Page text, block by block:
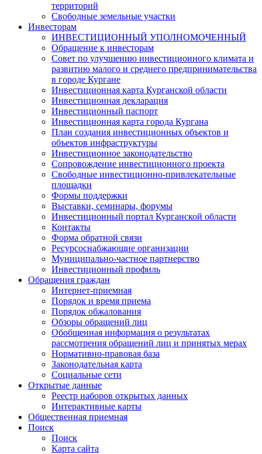
территорий
Свободные земельные участки
Инвесторам
ИНВЕСТИЦИОННЫЙ УПОЛНОМОЧЕННЫЙ
Обращение к инвесторам
Совет по улучшению инвестиционного климата и
развитию малого и среднего предпринимательства
в городе Кургане
Инвестиционная карта Курганской области
Инвестиционная декларация
Инвестиционный паспорт
Инвестиционная карта города Кургана
План создания инвестиционных объектов и
объектов инфраструктуры
Инвестиционное законодательство
Сопровождение инвестиционного проекта
Свободные инвестиционно-привлекательные
площадки
Формы поддержки
Выставки, семинары, форумы
Инвестиционный портал Курганской области
Контакты
Форма обратной связи
Ресурсоснабжающие организации
Муниципально-частное партнерство
Инвестиционный профиль
Обращения граждан
Интернет-приемная
Порядок и время приема
Порядок обжалования
Обзоры обращений лиц
Обобщенная информация о результатах
рассмотрения обращений лиц и принятых мерах
Нормативно-правовая база
Законодательная карта
Социальные сети
Открытые данные
Реестр наборов открытых данных
Интерактивные карты
Общественная приемная
Поиск
Поиск
Карта сайта